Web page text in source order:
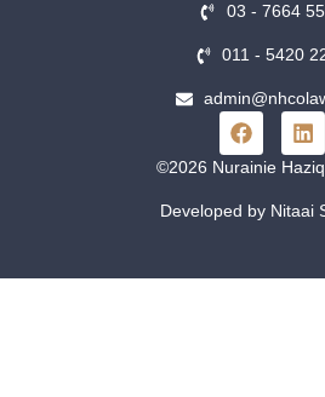
03 - 7664
011 - 5420
©2026 Nurainie
Developed by Nitaai